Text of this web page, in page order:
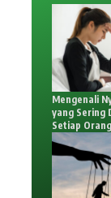
Mengenali
yang Sering
Setiap Orang